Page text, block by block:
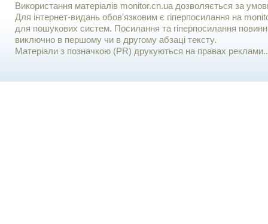
Використання матерiалiв monitor.cn.ua дозволяється за
Для iнтернет-видань обов'язковим є гiперпосилання на
для пошукових систем. Посилання та гіперпосилання
виключно в першому чи в другому абзаці тексту.
Матеріали з позначкою (PR) друкуються на правах реклами..